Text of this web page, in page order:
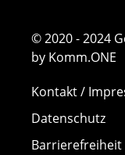
© 2020 - 2024
by Komm.ONE
Kontakt /
Datenschutz
Barrierefreiheit